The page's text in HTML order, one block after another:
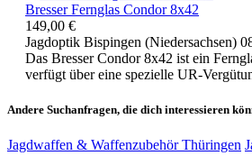
Bresser Fernglas Condor 8x42
149,00 €
Jagdoptik Bispingen (Niedersachsen)
Das Bresser Condor 8x42 ist ein
verfügt über eine spezielle UR-
Andere Suchanfragen, die dich interessieren
Jagdwaffen & Waffenzubehör Thüringen